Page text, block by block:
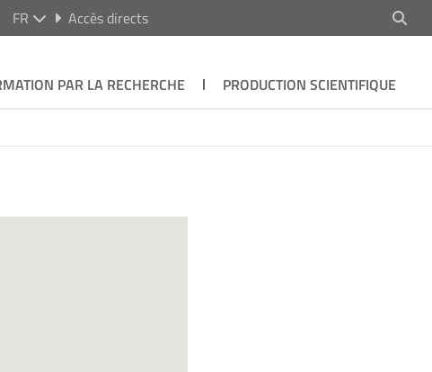
FR Accès directs
PAR LA RECHERCHE
PRODUCTION SCIENTIFIQUE